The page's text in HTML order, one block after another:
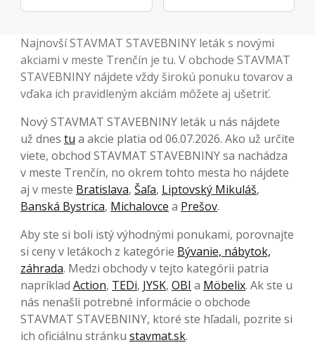
Najnovší STAVMAT STAVEBNINY leták s novými
akciami v meste Trenčín je tu. V obchode STAVMAT
STAVEBNINY nájdete vždy širokú ponuku tovarov a
vďaka ich pravidleným akciám môžete aj ušetriť.
Nový STAVMAT STAVEBNINY leták u nás nájdete
už dnes tu a akcie platia od 06.07.2026. Ako už určite
viete, obchod STAVMAT STAVEBNINY sa nachádza
v meste Trenčín, no okrem tohto mesta ho nájdete
aj v meste Bratislava, Šaľa, Liptovský Mikuláš,
Banská Bystrica, Michalovce a Prešov.
Aby ste si boli istý výhodnými ponukami, porovnajte
si ceny v letákoch z kategórie Bývanie, nábytok,
záhrada. Medzi obchody v tejto kategórii patria
napríklad Action, TEDi, JYSK, OBI a Möbelix. Ak ste u
nás nenašli potrebné informácie o obchode
STAVMAT STAVEBNINY, ktoré ste hľadali, pozrite si
ich oficiálnu stránku stavmat.sk.